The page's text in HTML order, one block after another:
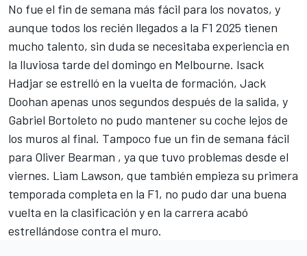
No fue el fin de semana más fácil para los novatos, y
aunque todos los recién llegados a la F1 2025 tienen
mucho talento, sin duda se necesitaba experiencia en
la lluviosa tarde del domingo en Melbourne. Isack
Hadjarse estrelló en la vuelta de formación, Jack
Doohan apenas unos segundos después de la salida, y
Gabriel Bortoleto no pudo mantener su coche lejos de
los muros al final. Tampoco fue un fin de semana fácil
para Oliver Bearman , ya que tuvo problemas desde el
viernes. Liam Lawson, que también empieza su primera
temporada completa en la F1, no pudo dar una buena
vuelta en la clasificación y en la carrera acabó
estrellándose contra el muro.